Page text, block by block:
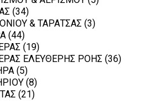
(34)
& ΤΑΡΑΤΣΑΣ (3)
(44)
(19)
ΕΛΕΥΘΕΡΗΣ ΡΟΗΣ (36)
(5)
(8)
(21)